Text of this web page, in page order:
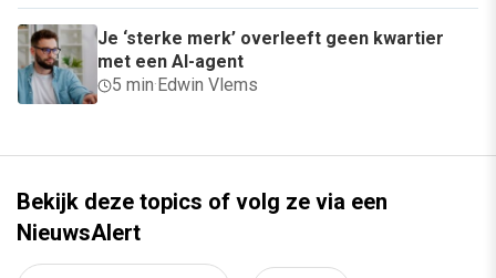
Je ‘sterke merk’ overleeft geen kwartier
met een AI-agent
5 min· Edwin Vlems
Bekijk deze topics of volg ze via een
NieuwsAlert